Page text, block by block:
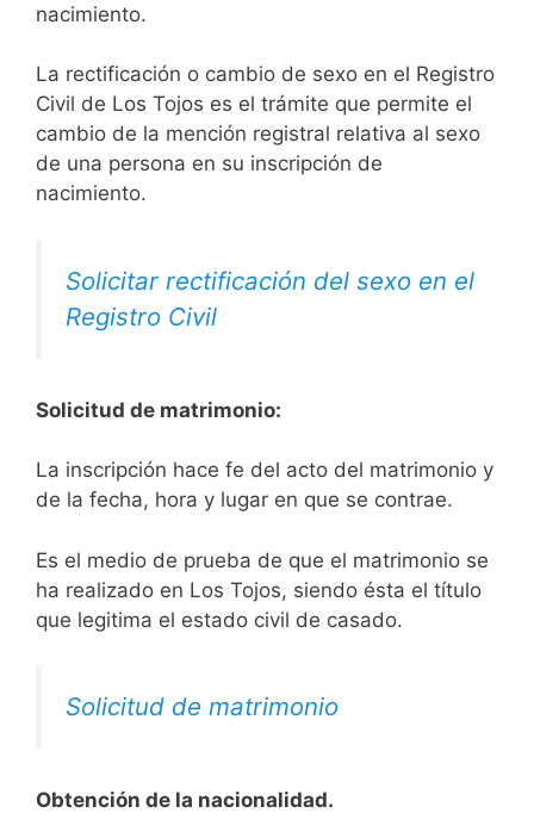
nacimiento.
La rectificación o cambio de sexo en el Registro
Civil de Los Tojos es el trámite que permite el
cambio de la mención registral relativa al sexo
de una persona en su inscripción de
nacimiento.
Solicitar rectificación del sexo en el
Registro Civil
Solicitud de matrimonio:
La inscripción hace fe del acto del matrimonio y
de la fecha, hora y lugar en que se contrae.
Es el medio de prueba de que el matrimonio se
ha realizado en Los Tojos, siendo ésta el título
que legitima el estado civil de casado.
Solicitud de matrimonio
Obtención de la nacionalidad.